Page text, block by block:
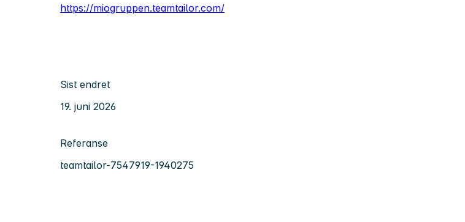
https://miogruppen.teamtailor.com/
Sist endret
19. juni 2026
Referanse
teamtailor-7547919-1940275